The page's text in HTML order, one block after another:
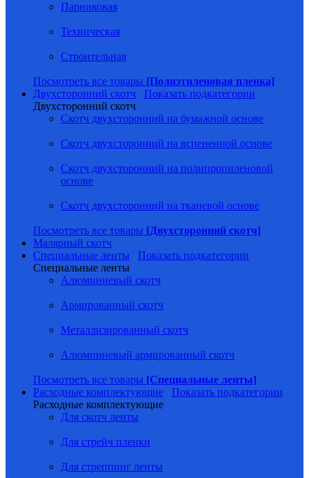
Парниковая
Техническая
Строительная
Посмотреть все товары [Полиэтиленовая пленка]
Двухсторонний скотч
Показать подкатегории
Двухсторонний скотч
Скотч двухсторонний на бумажной основе
Скотч двухсторонний на вспененной основе
Скотч двухсторонний на полипропиленовой
основе
Скотч двухсторонний на тканевой основе
Посмотреть все товары [Двухсторонний скотч]
Малярный скотч
Специальные ленты
Показать подкатегории
Специальные ленты
Алюминиевый скотч
Армированный скотч
Металлизированный скотч
Алюминиевый армированный скотч
Посмотреть все товары [Специальные ленты]
Расходные комплектующие
Показать подкатегории
Расходные комплектующие
Для скотч ленты
Для стрейч пленки
Для стреппинг ленты